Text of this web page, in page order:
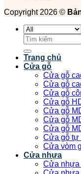
Copyright 2026 ©
Tìm
kiếm:
Trang chủ
Cửa gỗ
Cửa gỗ
Cửa gỗ
Cửa gỗ
Cửa gỗ
Cửa gỗ
Cửa gỗ
Cửa gỗ
Cửa gỗ tự
Cửa vòm
Cửa nhựa
Cửa nhựa